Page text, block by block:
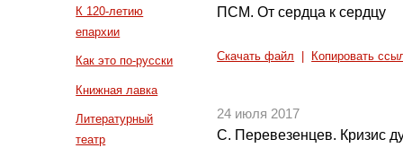
К 120-летию
епархии
Как это по-русски
Книжная лавка
Литературный
театр
ПСМ. От сердца к сердцу
Скачать файл Копировать
24 июля 2017
С. Перевезенцев. Кризис